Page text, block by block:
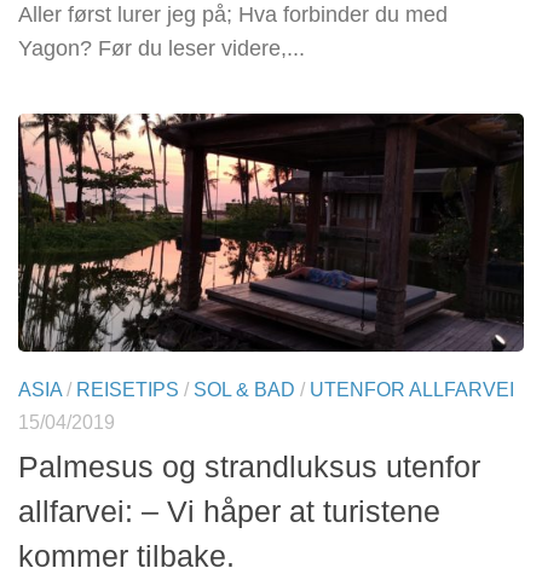
Aller først lurer jeg på; Hva forbinder du med
Yagon? Før du leser videre,...
ASIA / REISETIPS / SOL & BAD / UTENFOR ALLFARVEI
15/04/2019
Palmesus og strandluksus utenfor
allfarvei: – Vi håper at turistene
kommer tilbake.